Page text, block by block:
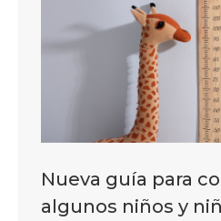
Nueva guía para
algunos niños y